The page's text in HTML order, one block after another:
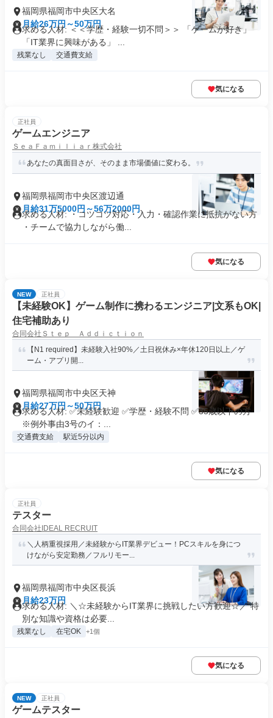
福岡県福岡市中央区大名
月給26万円～50万円
求める人材: ＜＜学歴・経験一切不問＞＞ 「ゲームが好き」
「IT業界に興味がある」 ...
残業なし 交通費支給
気になる
正社員
ゲームエンジニア
ＳｅａＦａｍｉｌｉａｒ株式会社
あなたの真面目さが、そのまま市場価値に変わる。
福岡県福岡市中央区渡辺通
月給31万5000円～56万2000円
求める人材: ・コツコツ対応・入力・確認作業に抵抗がない方
・チームで協力しながら働...
気になる
NEW 正社員
【未経験OK】ゲーム制作に携わるエンジニア|文系もOK|
住宅補助あり
合同会社Ｓｔｅｐ Ａｄｄｉｃｔｉｏｎ
【N1 required】未経験入社90%／土日祝休み×年休120日以上／ゲ
ーム・アプリ開...
福岡県福岡市中央区天神
月給27万円～50万円
求める人材: ✅未経験歓迎 ✅学歴・経験不問 ✅35歳以下の方
※例外事由3号のイ：...
交通費支給 駅近5分以内
気になる
正社員
テスター
合同会社IDEAL RECRUIT
＼人柄重視採用／未経験からIT業界デビュー！PCスキルを身につ
けながら安定勤務／フルリモー...
福岡県福岡市中央区長浜
月給23万円
求める人材: ＼☆未経験からIT業界に挑戦したい方歓迎☆／ 特
別な知識や資格は必要...
残業なし 在宅OK +1個
気になる
NEW 正社員
ゲームテスター